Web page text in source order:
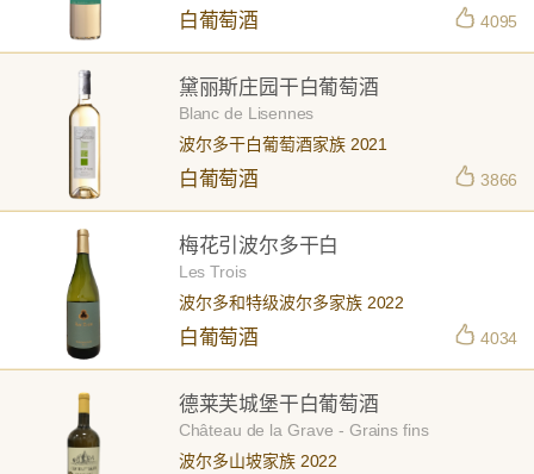
白葡萄酒 4095
黛丽斯庄园干白葡萄酒
Blanc de Lisennes
波尔多干白葡萄酒家族 2021
白葡萄酒 3866
梅花引波尔多干白
Les Trois
波尔多和特级波尔多家族 2022
白葡萄酒 4034
德莱芙城堡干白葡萄酒
Château de la Grave - Grains fins
波尔多山坡家族 2022